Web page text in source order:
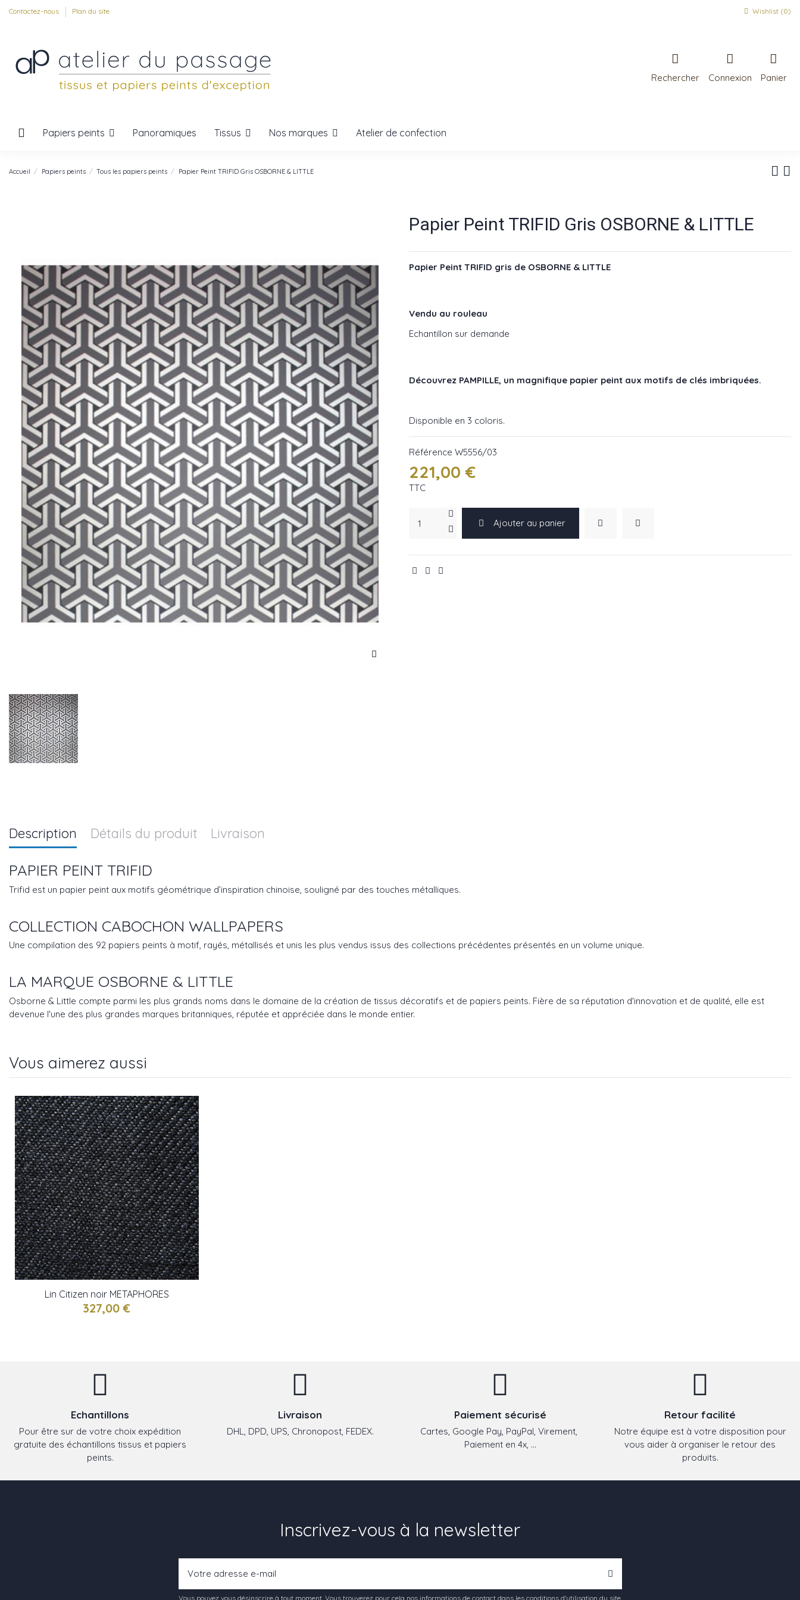
Contactez-nous Plan du site Wishlist (0)
Rechercher Connexion Panier
Papiers peints Panoramiques Tissus Nos marques Atelier de confection
Accueil Papiers peints Tous les papiers peints Papier Peint TRIFID Gris OSBORNE & LITTLE
Papier Peint TRIFID Gris OSBORNE & LITTLE
Papier Peint TRIFID gris de OSBORNE & LITTLE
Vendu au rouleau
Echantillon sur demande
Découvrez PAMPILLE, un magnifique papier peint aux motifs de clés imbriquées.
Disponible en 3 coloris.
Référence W5556/03
221,00 €
TTC
Ajouter au panier
Description Détails du produit Livraison
PAPIER PEINT TRIFID
Trifid est un papier peint aux motifs géométrique d’inspiration chinoise, souligné par des touches métalliques.
COLLECTION CABOCHON WALLPAPERS
Une compilation des 92 papiers peints à motif, rayés, métallisés et unis les plus vendus issus des collections précédentes présentés en un volume unique.
LA MARQUE OSBORNE & LITTLE
Osborne & Little compte parmi les plus grands noms dans le domaine de la création de tissus décoratifs et de papiers peints. Fière de sa réputation d'innovation et de qualité, elle est
devenue l'une des plus grandes marques britanniques, réputée et appréciée dans le monde entier.
Vous aimerez aussi
Lin Citizen noir METAPHORES
327,00 €
Echantillons
Pour être sur de votre choix expédition
gratuite des échantillons tissus et papiers
peints.
Livraison
DHL, DPD, UPS, Chronopost, FEDEX.
Paiement sécurisé
Cartes, Google Pay, PayPal, Virement,
Paiement en 4x, ...
Retour facilité
Notre équipe est à votre disposition pour
vous aider à organiser le retour des
produits.
Inscrivez-vous à la newsletter
Vous pouvez vous désinscrire à tout moment. Vous trouverez pour cela nos informations de contact dans les conditions d'utilisation du site.